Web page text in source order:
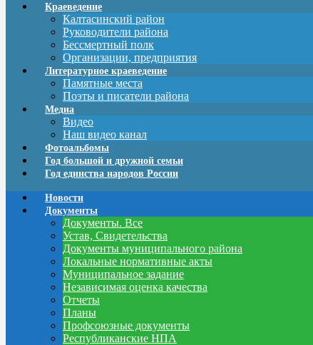
Краеведение
Калтасинский район
Руководители района
Бессмертный полк
Организации, предприятия
Литературное краеведение
Памятные места
Поэты и писатели района
Медиа
Видео
Наш видео канал
Фотоальбомы
Год большой и дружной семьи
Год единства народов России
Новости
Документы
Документы. Все
Устав, Свидетельства
Документы муниципального района
Локальные нормативные акты
Муниципальное задание
Независимая оценка качества
Отчеты
Планы
Профсоюзные документы
Республиканские НПА